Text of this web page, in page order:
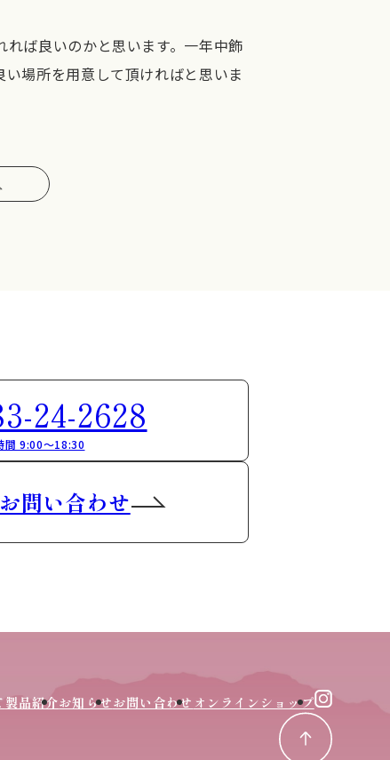
ば良いのかと思います。一年中飾
場所を用意して頂ければと思いま
24-2628
間 9:00～18:30
問い合わせ
製品紹介お知らせお問い合わせ オンラインショップ